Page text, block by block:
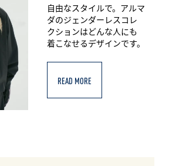
自由なスタイルで。アルマ
ダのジェンダーレスコレ
クションはどんな人にも
着こなせるデザインです。
READ MORE